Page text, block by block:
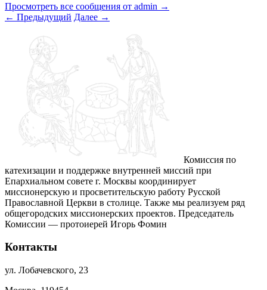
Просмотреть все сообщения от admin →
← Предыдущий Далее →
Комиссия по
катехизации и поддержке внутренней миссий при
Епархиальном совете г. Москвы координирует
миссионерскую и просветительскую работу Русской
Православной Церкви в столице. Также мы реализуем ряд
общегородских миссионерских проектов. Председатель
Комиссии — протоиерей Игорь Фомин
Контакты
ул. Лобачевского, 23